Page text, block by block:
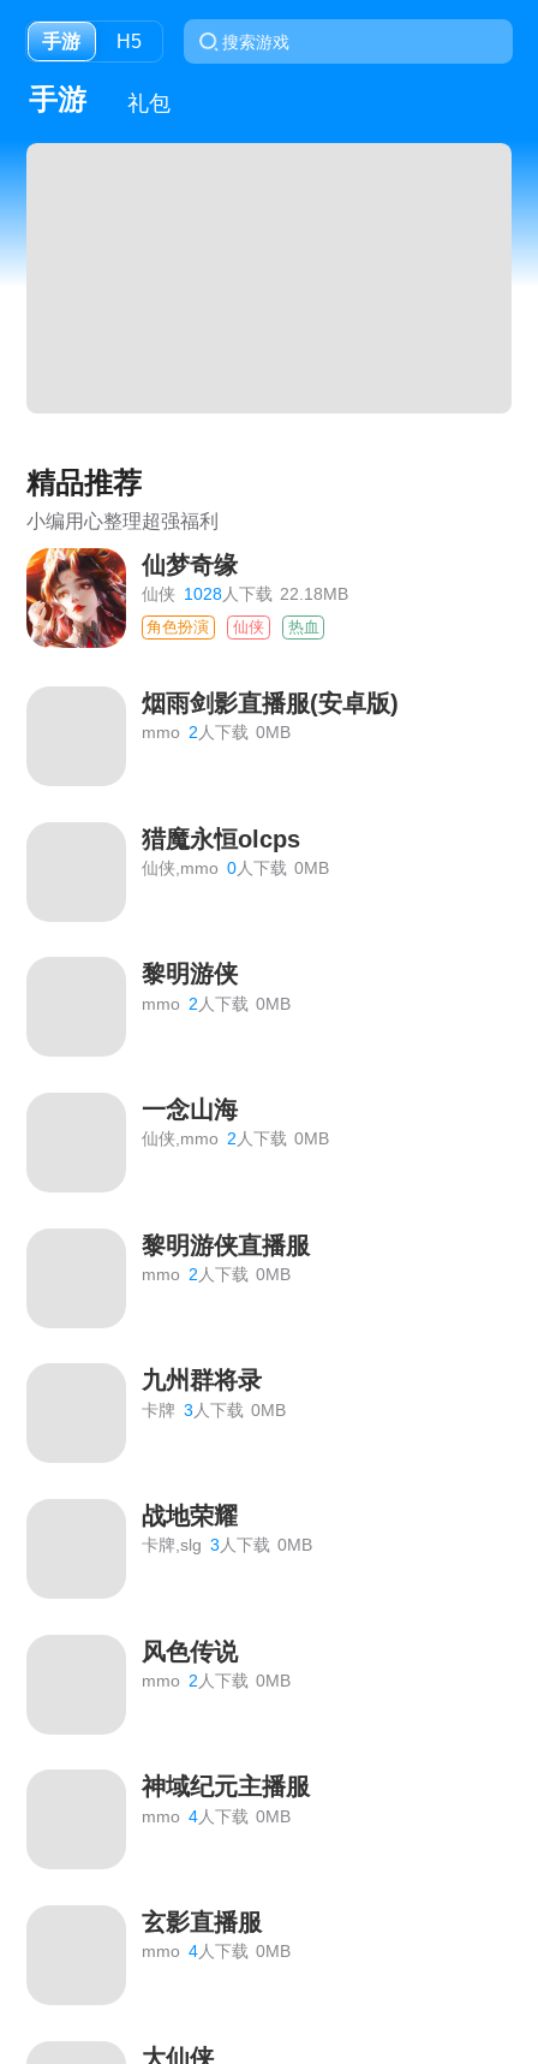
手游 H5
手游 礼包
精品推荐
小编用心整理超强福利
仙梦奇缘
仙侠 1028人下载 22.18MB
角色扮演 仙侠 热血
烟雨剑影直播服(安卓版)
mmo 2人下载 0MB
猎魔永恒olcps
仙侠,mmo 0人下载 0MB
黎明游侠
mmo 2 人下载 0MB
一念山海
仙侠,mmo 2人下载 0MB
黎明游侠直播服
mmo 2 人下载 0MB
九州群将录
卡牌 3 人下载 0MB
战地荣耀
卡牌,slg 3人下载 0MB
风色传说
mmo 2 人下载 0MB
神域纪元主播服
mmo 4人下载 0MB
玄影直播服
mmo 4人下载 0MB
大仙侠